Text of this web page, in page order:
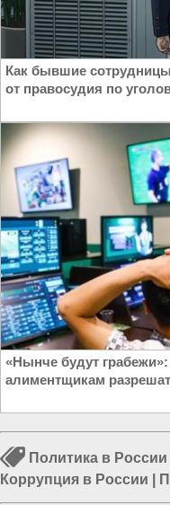
Как бывшие сотрудницы
от правосудия по
«Нынче будут
алиментщикам
Политика в России
Коррупция в России
чиновников|Власть